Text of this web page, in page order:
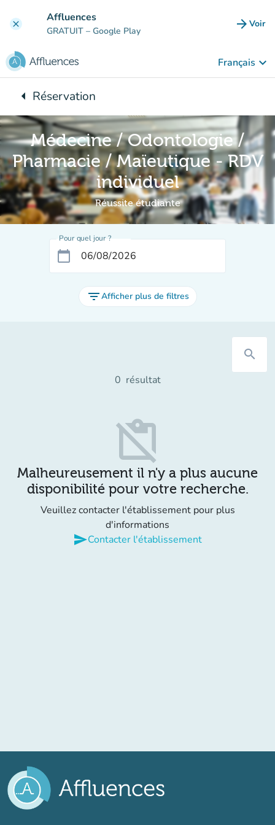
clear Affluences
GRATUIT – Google Play arrow_forward Voir
Français keyboard_arrow_down
arrow_leftRetour à :
Réservation
Médecine / Odontologie /
Pharmacie / Maïeutique - RDV
individuel
Réussite étudiante
Pour quel jour ?
calendar_today
filter_listAfficher plus de filtres
search
0 résultat
content_paste_off
Malheureusement il n'y a plus aucune
disponibilité pour votre recherche.
Veuillez contacter l'établissement pour plus
d'informations
sendContacter l'établissement